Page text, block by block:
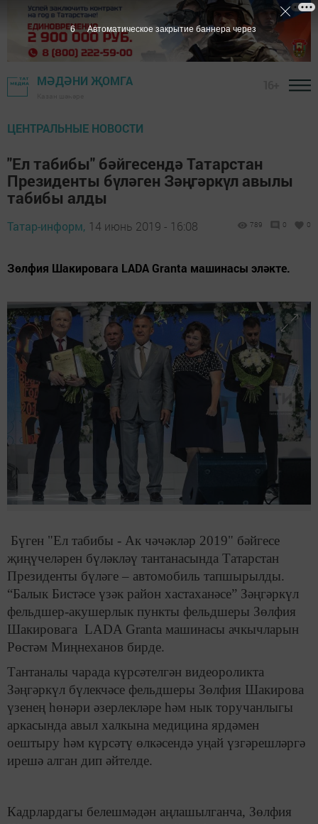
МӘДӘНИ ҖОМГА
ЦЕНТРАЛЬНЫЕ НОВОСТИ
"Ел табибы" бәйгесендә Татарстан
Президенты бүләген Зәңгәркүл авылы
табибы алды
Татар-информ, 14 июнь 2019 - 16:08 789 0 0
Зөлфия Шакировага LADA Granta машинасы эләкте.
Бүген "Ел табибы - Ак чәчәкләр 2019" бәйгесе
җиңүчеләрен бүләкләү тантанасында Татарстан
Президенты бүләге – автомобиль тапшырылды.
“Балык Бистәсе үзәк район хастаханәсе” Зәңгәркүл
фельдшер-акушерлык пункты фельдшеры Зөлфия
Шакировага LADA Granta машинасы ачкычларын
Рөстәм Миңнеханов бирде.
Тантаналы чарада күрсәтелгән видеороликта
Зәңгәркүл бүлекчәсе фельдшеры Зөлфия Шакирова
үзенең һөнәри әзерлекләре һәм нык торучанлыгы
аркасында авыл халкына медицина ярдәмен
оештыру һәм күрсәтү өлкәсендә уңай үзгәрешләргә
ирешә алган дип әйтелде.
Кадрлардагы белешмәдән аңлашылганча, Зөлфия
6 Автоматическое закрытие баннера через